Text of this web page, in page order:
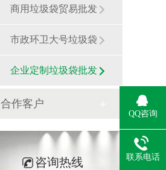
商用垃圾袋贸易批发
市政环卫大号垃圾袋
企业定制垃圾袋批发
合作客户
咨询热线
QQ咨询
联系电话